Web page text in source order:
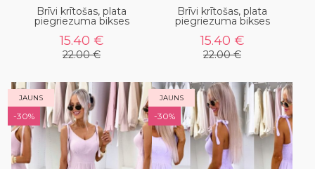
Brīvi krītošas, plata
piegriezuma bikses
15.40 €
22.00 €
Brīvi krītošas, plata
piegriezuma bikses
15.40 €
22.00 €
JAUNS
-30%
JAUNS
-30%